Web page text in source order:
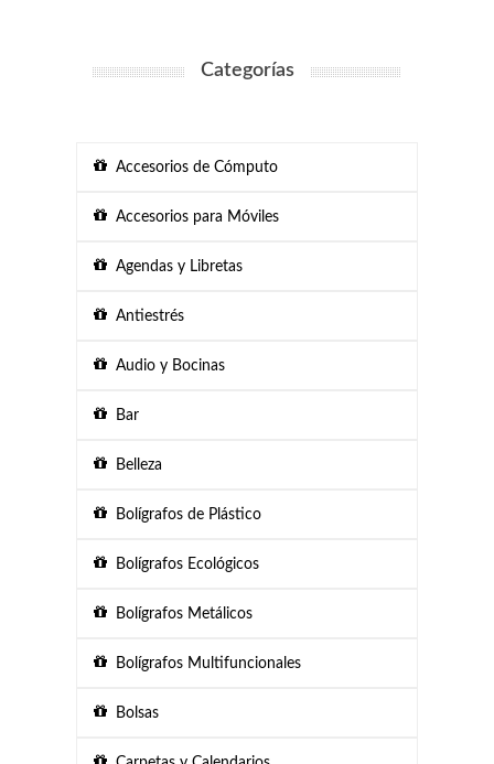
Categorías
Accesorios de Cómputo
Accesorios para Móviles
Agendas y Libretas
Antiestrés
Audio y Bocinas
Bar
Belleza
Bolígrafos de Plástico
Bolígrafos Ecológicos
Bolígrafos Metálicos
Bolígrafos Multifuncionales
Bolsas